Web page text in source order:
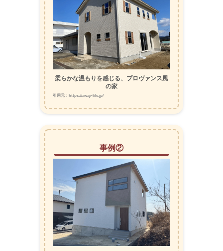
柔らかな温もりを感じる、プロヴァンス風
の家
引用元：https://awaji-life.jp/
事例②